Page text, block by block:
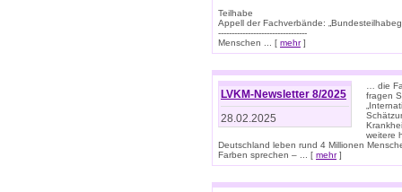
Teilhabe
Appell der Fachverbände:
---------------------------------
Menschen ... [ mehr]
LVKM-Newsletter 8/2025
28.02.2025
… die
fragen
weitere
Deutschland leben rund 4 Millionen
Farben sprechen – ... [ mehr]